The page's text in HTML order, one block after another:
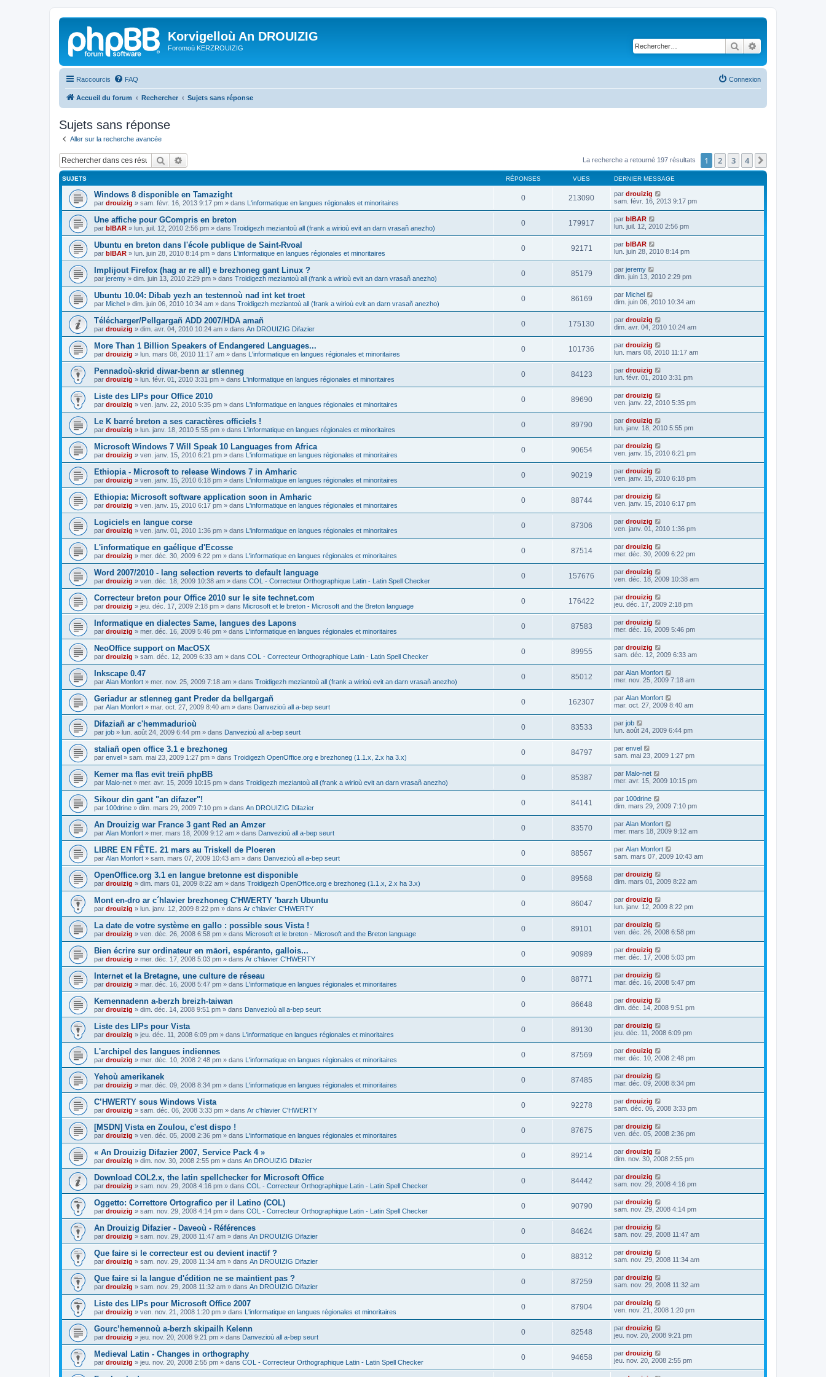
Korvigelloù An DROUIZIG
Foromoù KERZROUIZIG Rechercher
Raccourcis FAQ Connexion
Accueil du forum Rechercher Sujets sans réponse
Sujets sans réponse
Aller sur la recherche avancée
Rechercher La recherche a retourné 197 résultats 1 2 3 4
SUJETS RÉPONSES VUES DERNIER MESSAGE
Windows 8 disponible en Tamazight
par drouizig » sam. févr. 16, 2013 9:17 pm » dans L'informatique en langues régionales et minoritaires
0 213090 par drouizig
sam. févr. 16, 2013 9:17 pm
Une affiche pour GCompris en breton
par bIBAR » lun. juil. 12, 2010 2:56 pm » dans Troidigezh meziantoù all (frank a wirioù evit an darn vrasañ anezho)
0 179917 par bIBAR
lun. juil. 12, 2010 2:56 pm
Ubuntu en breton dans l'école publique de Saint-Rvoal
par bIBAR » lun. juin 28, 2010 8:14 pm » dans L'informatique en langues régionales et minoritaires
0 92171 par bIBAR
lun. juin 28, 2010 8:14 pm
Implijout Firefox (hag ar re all) e brezhoneg gant Linux ?
par jeremy » dim. juin 13, 2010 2:29 pm » dans Troidigezh meziantoù all (frank a wirioù evit an darn vrasañ anezho)
0 85179 par jeremy
dim. juin 13, 2010 2:29 pm
Ubuntu 10.04: Dibab yezh an testennoù nad int ket troet
par Michel » dim. juin 06, 2010 10:34 am » dans Troidigezh meziantoù all (frank a wirioù evit an darn vrasañ anezho)
0 86169 par Michel
dim. juin 06, 2010 10:34 am
Télécharger/Pellgargañ ADD 2007/HDA amañ
par drouizig » dim. avr. 04, 2010 10:24 am » dans An DROUIZIG Difazier
0 175130 par drouizig
dim. avr. 04, 2010 10:24 am
More Than 1 Billion Speakers of Endangered Languages...
par drouizig » lun. mars 08, 2010 11:17 am » dans L'informatique en langues régionales et minoritaires
0 101736 par drouizig
lun. mars 08, 2010 11:17 am
Pennadoù-skrid diwar-benn ar stlenneg
par drouizig » lun. févr. 01, 2010 3:31 pm » dans L'informatique en langues régionales et minoritaires
0 84123 par drouizig
lun. févr. 01, 2010 3:31 pm
Liste des LIPs pour Office 2010
par drouizig » ven. janv. 22, 2010 5:35 pm » dans L'informatique en langues régionales et minoritaires
0 89690 par drouizig
ven. janv. 22, 2010 5:35 pm
Le K barré breton a ses caractères officiels !
par drouizig » lun. janv. 18, 2010 5:55 pm » dans L'informatique en langues régionales et minoritaires
0 89790 par drouizig
lun. janv. 18, 2010 5:55 pm
Microsoft Windows 7 Will Speak 10 Languages from Africa
par drouizig » ven. janv. 15, 2010 6:21 pm » dans L'informatique en langues régionales et minoritaires
0 90654 par drouizig
ven. janv. 15, 2010 6:21 pm
Ethiopia - Microsoft to release Windows 7 in Amharic
par drouizig » ven. janv. 15, 2010 6:18 pm » dans L'informatique en langues régionales et minoritaires
0 90219 par drouizig
ven. janv. 15, 2010 6:18 pm
Ethiopia: Microsoft software application soon in Amharic
par drouizig » ven. janv. 15, 2010 6:17 pm » dans L'informatique en langues régionales et minoritaires
0 88744 par drouizig
ven. janv. 15, 2010 6:17 pm
Logiciels en langue corse
par drouizig » ven. janv. 01, 2010 1:36 pm » dans L'informatique en langues régionales et minoritaires
0 87306 par drouizig
ven. janv. 01, 2010 1:36 pm
L'informatique en gaélique d'Ecosse
par drouizig » mer. déc. 30, 2009 6:22 pm » dans L'informatique en langues régionales et minoritaires
0 87514 par drouizig
mer. déc. 30, 2009 6:22 pm
Word 2007/2010 - lang selection reverts to default language
par drouizig » ven. déc. 18, 2009 10:38 am » dans COL - Correcteur Orthographique Latin - Latin Spell Checker
0 157676 par drouizig
ven. déc. 18, 2009 10:38 am
Correcteur breton pour Office 2010 sur le site technet.com
par drouizig » jeu. déc. 17, 2009 2:18 pm » dans Microsoft et le breton - Microsoft and the Breton language
0 176422 par drouizig
jeu. déc. 17, 2009 2:18 pm
Informatique en dialectes Same, langues des Lapons
par drouizig » mer. déc. 16, 2009 5:46 pm » dans L'informatique en langues régionales et minoritaires
0 87583 par drouizig
mer. déc. 16, 2009 5:46 pm
NeoOffice support on MacOSX
par drouizig » sam. déc. 12, 2009 6:33 am » dans COL - Correcteur Orthographique Latin - Latin Spell Checker
0 89955 par drouizig
sam. déc. 12, 2009 6:33 am
Inkscape 0.47
par Alan Monfort » mer. nov. 25, 2009 7:18 am » dans Troidigezh meziantoù all (frank a wirioù evit an darn vrasañ anezho)
0 85012 par Alan Monfort
mer. nov. 25, 2009 7:18 am
Geriadur ar stlenneg gant Preder da bellgargañ
par Alan Monfort » mar. oct. 27, 2009 8:40 am » dans Danvezioù all a-bep seurt
0 162307 par Alan Monfort
mar. oct. 27, 2009 8:40 am
Difaziañ ar c'hemmadurioù
par job » lun. août 24, 2009 6:44 pm » dans Danvezioù all a-bep seurt
0 83533 par job
lun. août 24, 2009 6:44 pm
staliañ open office 3.1 e brezhoneg
par envel » sam. mai 23, 2009 1:27 pm » dans Troidigezh OpenOffice.org e brezhoneg (1.1.x, 2.x ha 3.x)
0 84797 par envel
sam. mai 23, 2009 1:27 pm
Kemer ma flas evit treiñ phpBB
par Malo-net » mer. avr. 15, 2009 10:15 pm » dans Troidigezh meziantoù all (frank a wirioù evit an darn vrasañ anezho)
0 85387 par Malo-net
mer. avr. 15, 2009 10:15 pm
Sikour din gant "an difazer"!
par 100drine » dim. mars 29, 2009 7:10 pm » dans An DROUIZIG Difazier
0 84141 par 100drine
dim. mars 29, 2009 7:10 pm
An Drouizig war France 3 gant Red an Amzer
par Alan Monfort » mer. mars 18, 2009 9:12 am » dans Danvezioù all a-bep seurt
0 83570 par Alan Monfort
mer. mars 18, 2009 9:12 am
LIBRE EN FÊTE. 21 mars au Triskell de Ploeren
par Alan Monfort » sam. mars 07, 2009 10:43 am » dans Danvezioù all a-bep seurt
0 88567 par Alan Monfort
sam. mars 07, 2009 10:43 am
OpenOffice.org 3.1 en langue bretonne est disponible
par drouizig » dim. mars 01, 2009 8:22 am » dans Troidigezh OpenOffice.org e brezhoneg (1.1.x, 2.x ha 3.x)
0 89568 par drouizig
dim. mars 01, 2009 8:22 am
Mont en-dro ar c´hlavier brezhoneg C'HWERTY 'barzh Ubuntu
par drouizig » lun. janv. 12, 2009 8:22 pm » dans Ar c'hlavier C'HWERTY
0 86047 par drouizig
lun. janv. 12, 2009 8:22 pm
La date de votre système en gallo : possible sous Vista !
par drouizig » ven. déc. 26, 2008 6:58 pm » dans Microsoft et le breton - Microsoft and the Breton language
0 89101 par drouizig
ven. déc. 26, 2008 6:58 pm
Bien écrire sur ordinateur en māori, espéranto, gallois...
par drouizig » mer. déc. 17, 2008 5:03 pm » dans Ar c'hlavier C'HWERTY
0 90989 par drouizig
mer. déc. 17, 2008 5:03 pm
Internet et la Bretagne, une culture de réseau
par drouizig » mar. déc. 16, 2008 5:47 pm » dans L'informatique en langues régionales et minoritaires
0 88771 par drouizig
mar. déc. 16, 2008 5:47 pm
Kemennadenn a-berzh breizh-taiwan
par drouizig » dim. déc. 14, 2008 9:51 pm » dans Danvezioù all a-bep seurt
0 86648 par drouizig
dim. déc. 14, 2008 9:51 pm
Liste des LIPs pour Vista
par drouizig » jeu. déc. 11, 2008 6:09 pm » dans L'informatique en langues régionales et minoritaires
0 89130 par drouizig
jeu. déc. 11, 2008 6:09 pm
L'archipel des langues indiennes
par drouizig » mer. déc. 10, 2008 2:48 pm » dans L'informatique en langues régionales et minoritaires
0 87569 par drouizig
mer. déc. 10, 2008 2:48 pm
Yehoù amerikanek
par drouizig » mar. déc. 09, 2008 8:34 pm » dans L'informatique en langues régionales et minoritaires
0 87485 par drouizig
mar. déc. 09, 2008 8:34 pm
C’HWERTY sous Windows Vista
par drouizig » sam. déc. 06, 2008 3:33 pm » dans Ar c'hlavier C'HWERTY
0 92278 par drouizig
sam. déc. 06, 2008 3:33 pm
[MSDN] Vista en Zoulou, c'est dispo !
par drouizig » ven. déc. 05, 2008 2:36 pm » dans L'informatique en langues régionales et minoritaires
0 87675 par drouizig
ven. déc. 05, 2008 2:36 pm
« An Drouizig Difazier 2007, Service Pack 4 »
par drouizig » dim. nov. 30, 2008 2:55 pm » dans An DROUIZIG Difazier
0 89214 par drouizig
dim. nov. 30, 2008 2:55 pm
Download COL2.x, the latin spellchecker for Microsoft Office
par drouizig » sam. nov. 29, 2008 4:16 pm » dans COL - Correcteur Orthographique Latin - Latin Spell Checker
0 84442 par drouizig
sam. nov. 29, 2008 4:16 pm
Oggetto: Correttore Ortografico per il Latino (COL)
par drouizig » sam. nov. 29, 2008 4:14 pm » dans COL - Correcteur Orthographique Latin - Latin Spell Checker
0 90790 par drouizig
sam. nov. 29, 2008 4:14 pm
An Drouizig Difazier - Daveoù - Références
par drouizig » sam. nov. 29, 2008 11:47 am » dans An DROUIZIG Difazier
0 84624 par drouizig
sam. nov. 29, 2008 11:47 am
Que faire si le correcteur est ou devient inactif ?
par drouizig » sam. nov. 29, 2008 11:34 am » dans An DROUIZIG Difazier
0 88312 par drouizig
sam. nov. 29, 2008 11:34 am
Que faire si la langue d'édition ne se maintient pas ?
par drouizig » sam. nov. 29, 2008 11:32 am » dans An DROUIZIG Difazier
0 87259 par drouizig
sam. nov. 29, 2008 11:32 am
Liste des LIPs pour Microsoft Office 2007
par drouizig » ven. nov. 21, 2008 1:20 pm » dans L'informatique en langues régionales et minoritaires
0 87904 par drouizig
ven. nov. 21, 2008 1:20 pm
Gourc’hemennoù a-berzh skipailh Kelenn
par drouizig » jeu. nov. 20, 2008 9:21 pm » dans Danvezioù all a-bep seurt
0 82548 par drouizig
jeu. nov. 20, 2008 9:21 pm
Medieval Latin - Changes in orthography
par drouizig » jeu. nov. 20, 2008 2:55 pm » dans COL - Correcteur Orthographique Latin - Latin Spell Checker
0 94658 par drouizig
jeu. nov. 20, 2008 2:55 pm